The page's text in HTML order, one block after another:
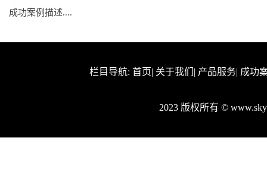
成功案例描述....
栏目导航: 首页| 关于我们 | 产品服务| 成功
2023 版权所有 ©